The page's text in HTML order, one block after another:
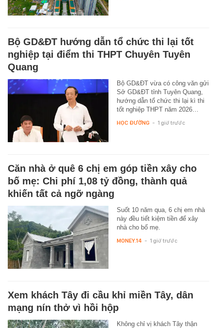
Bộ GD&ĐT hướng dẫn tổ chức thi lại tốt
nghiệp tại điểm thi THPT Chuyên Tuyên
Quang
Bộ GD&ĐT vừa có công văn gửi
Sở GD&ĐT tỉnh Tuyên Quang,
hướng dẫn tổ chức thi lại kì thi
tốt nghiệp THPT năm 2026…
HỌC ĐƯỜNG - 1 giờ trước
Căn nhà ở quê 6 chị em góp tiền xây cho
bố mẹ: Chi phí 1,08 tỷ đồng, thành quả
khiến tất cả ngỡ ngàng
Suốt 10 năm qua, 6 chị em nhà
này đều tiết kiệm tiền để xây
nhà cho bố mẹ.
MONEY.14 - 1 giờ trước
Xem khách Tây đi cầu khỉ miền Tây, dân
mạng nín thở vì hồi hộp
Không chỉ vị khách Tây thận